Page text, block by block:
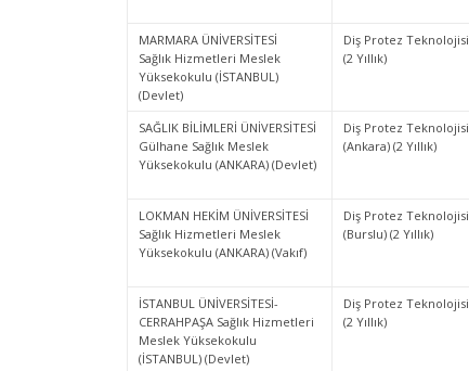
MARMARA ÜNİVERSİTESİ
Sağlık Hizmetleri Meslek
Yüksekokulu (İSTANBUL)
(Devlet)
Diş Protez Teknolojisi
(2 Yıllık)
SAĞLIK BİLİMLERİ ÜNİVERSİTESİ
Gülhane Sağlık Meslek
Yüksekokulu (ANKARA) (Devlet)
Diş Protez Teknolojisi
(Ankara) (2 Yıllık)
LOKMAN HEKİM ÜNİVERSİTESİ
Sağlık Hizmetleri Meslek
Yüksekokulu (ANKARA) (Vakıf)
Diş Protez Teknolojisi
(Burslu) (2 Yıllık)
İSTANBUL ÜNİVERSİTESİ-
CERRAHPAŞA Sağlık Hizmetleri
Meslek Yüksekokulu
(İSTANBUL) (Devlet)
Diş Protez Teknolojisi
(2 Yıllık)